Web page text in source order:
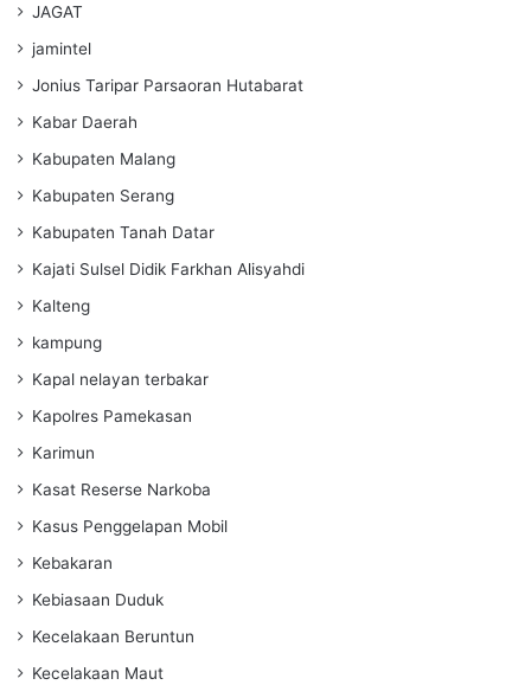
JAGAT
jamintel
Jonius Taripar Parsaoran Hutabarat
Kabar Daerah
Kabupaten Malang
Kabupaten Serang
Kabupaten Tanah Datar
Kajati Sulsel Didik Farkhan Alisyahdi
Kalteng
kampung
Kapal nelayan terbakar
Kapolres Pamekasan
Karimun
Kasat Reserse Narkoba
Kasus Penggelapan Mobil
Kebakaran
Kebiasaan Duduk
Kecelakaan Beruntun
Kecelakaan Maut